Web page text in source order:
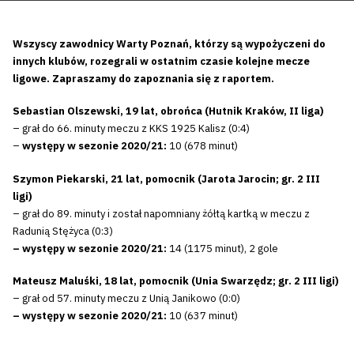
Wszyscy zawodnicy Warty Poznań, którzy są wypożyczeni do
innych klubów, rozegrali w ostatnim czasie kolejne mecze
ligowe. Zapraszamy do zapoznania się z raportem.
Sebastian Olszewski, 19 lat, obrońca (Hutnik Kraków, II liga)
– grał do 66. minuty meczu z KKS 1925 Kalisz (0:4)
– występy w sezonie 2020/21: 10 (678 minut)
Szymon Piekarski, 21 lat, pomocnik (Jarota Jarocin; gr. 2 III
ligi)
– grał do 89. minuty i został napomniany żółtą kartką w meczu z
Radunią Stężyca (0:3)
– występy w sezonie 2020/21: 14 (1175 minut), 2 gole
Mateusz Maluśki, 18 lat, pomocnik (Unia Swarzędz; gr. 2 III ligi)
– grał od 57. minuty meczu z Unią Janikowo (0:0)
– występy w sezonie 2020/21: 10 (637 minut)